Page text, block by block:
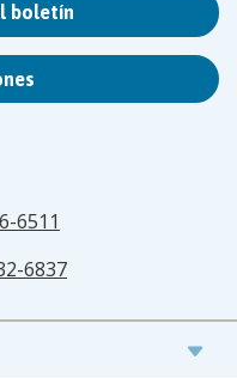
boletín
6511
6837